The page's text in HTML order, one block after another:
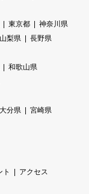
東京都
神奈川県
山梨県
長野県
和歌山県
大分県
宮崎県
ト
アクセス